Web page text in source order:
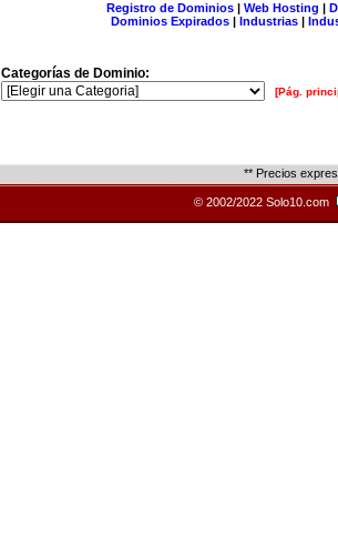
Registro de Dominios| Web Hosting |
Dominios Expirados | Industrias |
Categorías de Dominio:
[Pág.
** Precios
© 2002/2022 Solo10.com